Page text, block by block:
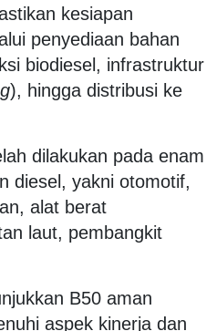
kesiapan
penyediaan bahan
biodiesel, infrastruktur
), hingga distribusi ke
dilakukan pada enam
diesel, yakni otomotif,
alat berat
laut, pembangkit
B50 aman
aspek kinerja dan